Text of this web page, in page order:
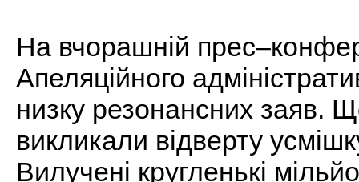
На вчорашній
Апеляційного
низку резонансних заяв.
викликали відверту
Вилучені кругленькі